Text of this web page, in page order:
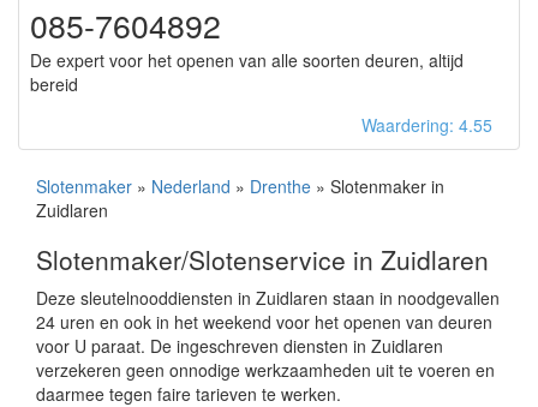
085-7604892
De expert voor het openen van alle soorten deuren, altijd
bereid
Waardering: 4.55
Slotenmaker » Nederland » Drenthe » Slotenmaker in
Zuidlaren
Slotenmaker/Slotenservice in Zuidlaren
Deze sleutelnooddiensten in Zuidlaren staan in noodgevallen
24 uren en ook in het weekend voor het openen van deuren
voor U paraat. De ingeschreven diensten in Zuidlaren
verzekeren geen onnodige werkzaamheden uit te voeren en
daarmee tegen faire tarieven te werken.